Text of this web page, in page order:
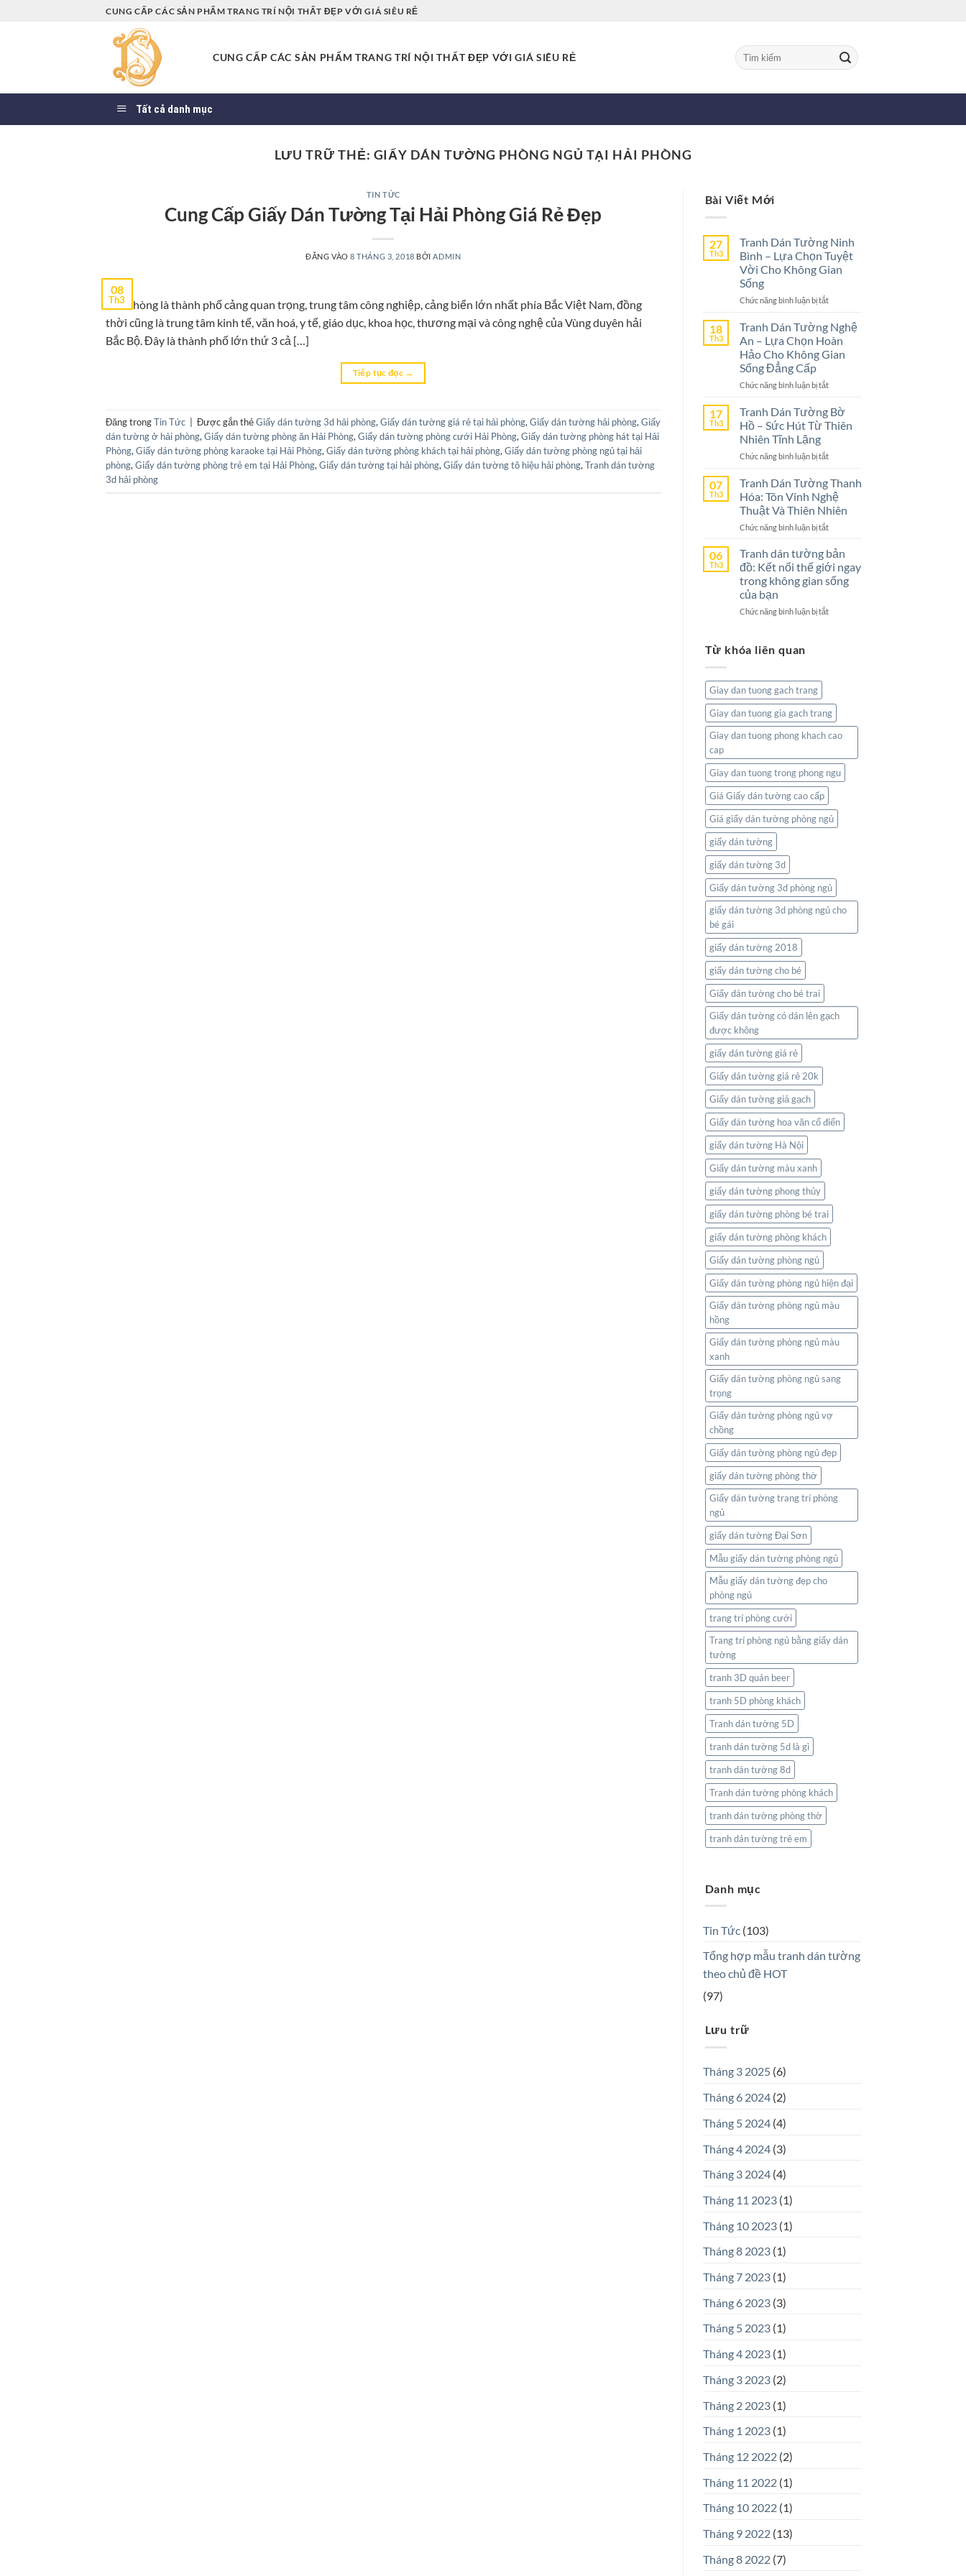
CUNG CẤP CÁC SẢN PHẨM TRANG TRÍ NỘI THẤT ĐẸP VỚI GIÁ SIÊU RẺ
CUNG CẤP CÁC SẢN PHẨM TRANG TRÍ NỘI THẤT ĐẸP VỚI GIÁ SIÊU RẺ
Tìm
kiếm:
Tất cả danh mục
LƯU TRỮ THẺ: GIẤY DÁN TƯỜNG PHÒNG NGỦ TẠI HẢI PHÒNG
TIN TỨC
Cung Cấp Giấy Dán Tường Tại Hải Phòng Giá Rẻ Đẹp
ĐĂNG VÀO8 THÁNG 3, 2018 BỞIADMIN
08
Th3
Hải Phòng là thành phố cảng quan trọng, trung tâm công nghiệp, cảng biển lớn nhất phía Bắc Việt Nam, đồng
thời cũng là trung tâm kinh tế, văn hoá, y tế, giáo dục, khoa học, thương mại và công nghệ của Vùng duyên hải
Bắc Bộ. Đây là thành phố lớn thứ 3 cả […]
Tiếp tục đọc →
Đăng trongTin Tức Được gắn thẻGiấy dán tường 3d hải phòng, Giấy dán tường giá rẻ tại hải phòng, Giấy dán tường hải phòng, Giấy
dán tường ở hải phòng, Giấy dán tường phòng ăn Hải Phòng, Giấy dán tường phòng cưới Hải Phòng, Giấy dán tường phòng hát tại Hải
Phòng, Giấy dán tường phòng karaoke tại Hải Phòng, Giấy dán tường phòng khách tại hải phòng, Giấy dán tường phòng ngủ tại hải
phòng, Giấy dán tường phòng trẻ em tại Hải Phòng, Giấy dán tường tại hải phòng, Giấy dán tường tô hiệu hải phòng, Tranh dán tường
3d hải phòng
Bài Viết Mới
27
Th3
Tranh Dán Tường Ninh
Bình – Lựa Chọn Tuyệt
Vời Cho Không Gian
Sống
Chức năng bình luận bị tắtở
Dán
Tường
Bình
Lựa
Tuyệt
Vời
Gian
18
Th3
Tranh Dán Tường Nghệ
An – Lựa Chọn Hoàn
Hảo Cho Không Gian
Sống Đẳng Cấp
Chức năng bình luận bị tắtở
Dán
Tường
–
Chọn
Hoàn
Hảo
Không
Sống
Đẳng
Cấp
17
Th3
Tranh Dán Tường Bờ
Hồ – Sức Hút Từ Thiên
Nhiên Tĩnh Lặng
Chức năng bình luận bị tắtở
Dán
Tường
Bờ
Hồ
–
Hút
Từ
Thiên
Nhiên
Lặng
07
Th3
Tranh Dán Tường Thanh
Hóa: Tôn Vinh Nghệ
Thuật Và Thiên Nhiên
Chức năng bình luận bị tắtở
Dán
Tường
Thanh
Hóa:
Vinh
06
Th3
Tranh dán tường bản
đồ: Kết nối thế giới ngay
trong không gian sống
của bạn
Chức năng bình luận bị tắtở
giới
ngay
không
gian
sống
bạn
Từ khóa liên quan
Giay dan tuong gach trang
Giay dan tuong gia gach trang
Giay dan tuong phong khach cao
cap
Giay dan tuong trong phong ngu
Giá Giấy dán tường cao cấp
Giá giấy dán tường phòng ngủ
giấy dán tường
giấy dán tường 3d
Giấy dán tường 3d phòng ngủ
giấy dán tường 3d phòng ngủ cho
bé gái
giấy dán tường 2018
giấy dán tường cho bé
Giấy dán tường cho bé trai
Giấy dán tường có dán lên gạch
được không
giấy dán tường giá rẻ
Giấy dán tường giá rẻ 20k
Giấy dán tường giả gạch
Giấy dán tường hoa văn cổ điển
giấy dán tường Hà Nội
Giấy dán tường màu xanh
giấy dán tường phong thủy
giấy dán tường phòng bé trai
giấy dán tường phòng khách
Giấy dán tường phòng ngủ
Giấy dán tường phòng ngủ hiện đại
Giấy dán tường phòng ngủ màu
hồng
Giấy dán tường phòng ngủ màu
xanh
Giấy dán tường phòng ngủ sang
trọng
Giấy dán tường phòng ngủ vợ
chồng
Giấy dán tường phòng ngủ đẹp
giấy dán tường phòng thờ
Giấy dán tường trang trí phòng
ngủ
giấy dán tường Đại Sơn
Mẫu giấy dán tường phòng ngủ
Mẫu giấy dán tường đẹp cho
phòng ngủ
trang trí phòng cưới
Trang trí phòng ngủ bằng giấy dán
tường
tranh 3D quán beer
tranh 5D phòng khách
Tranh dán tường 5D
tranh dán tường 5d là gì
tranh dán tường 8d
Tranh dán tường phòng khách
tranh dán tường phòng thờ
tranh dán tường trẻ em
Danh mục
Tin Tức (103)
Tổng hợp mẫu tranh dán tường
theo chủ đề HOT
(97)
Lưu trữ
Tháng 3 2025 (6)
Tháng 6 2024 (2)
Tháng 5 2024 (4)
Tháng 4 2024 (3)
Tháng 3 2024 (4)
Tháng 11 2023 (1)
Tháng 10 2023 (1)
Tháng 8 2023 (1)
Tháng 7 2023 (1)
Tháng 6 2023 (3)
Tháng 5 2023 (1)
Tháng 4 2023 (1)
Tháng 3 2023 (2)
Tháng 2 2023 (1)
Tháng 1 2023 (1)
Tháng 12 2022 (2)
Tháng 11 2022 (1)
Tháng 10 2022 (1)
Tháng 9 2022 (13)
Tháng 8 2022 (7)